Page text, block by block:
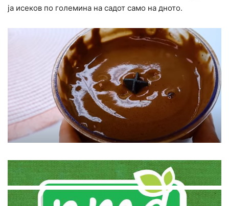
ја исеков по големина на садот само на дното.